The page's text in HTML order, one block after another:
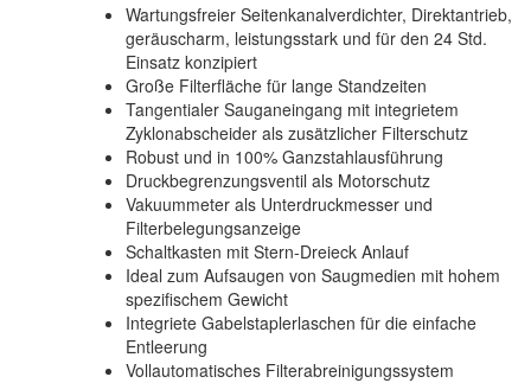
Wartungsfreier Seitenkanalverdichter, Direktantrieb,
geräuscharm, leistungsstark und für den 24 Std.
Einsatz konzipiert
Große Filterfläche für lange Standzeiten
Tangentialer Sauganeingang mit integrietem
Zyklonabscheider als zusätzlicher Filterschutz
Robust und in 100% Ganzstahlausführung
Druckbegrenzungsventil als Motorschutz
Vakuummeter als Unterdruckmesser und
Filterbelegungsanzeige
Schaltkasten mit Stern-Dreieck Anlauf
Ideal zum Aufsaugen von Saugmedien mit hohem
spezifischem Gewicht
Integriete Gabelstaplerlaschen für die einfache
Entleerung
Vollautomatisches Filterabreinigungssystem